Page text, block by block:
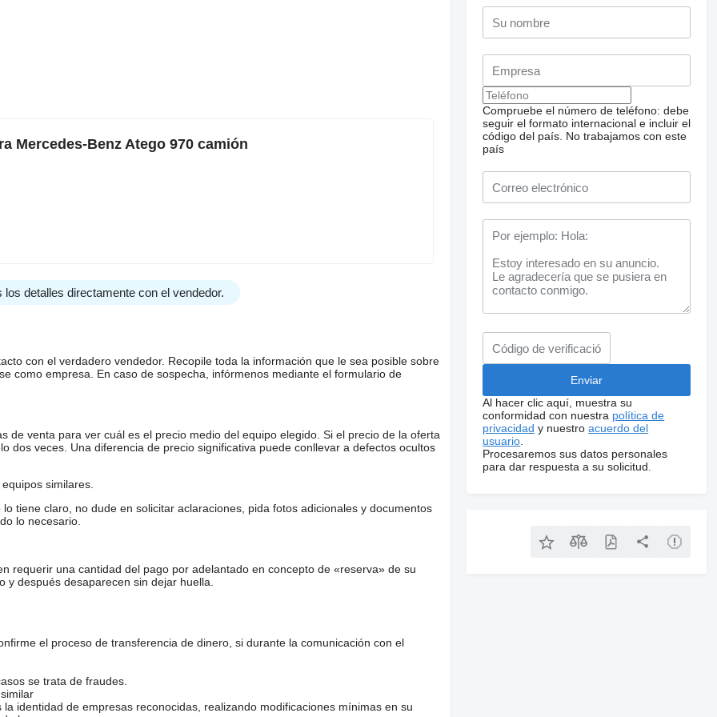
Mercedes-Benz Atego 970 camión
detalles directamente con el vendedor.
con el verdadero vendedor. Recopile toda la información que le sea posible sobre
como empresa. En caso de sospecha, infórmenos mediante el formulario de
venta para ver cuál es el precio medio del equipo elegido. Si el precio de la oferta
dos veces. Una diferencia de precio significativa puede conllevar a defectos ocultos
similares.
tiene claro, no dude en solicitar aclaraciones, pida fotos adicionales y documentos
lo necesario.
requerir una cantidad del pago por adelantado en concepto de «reserva» de su
después desaparecen sin dejar huella.
el proceso de transferencia de dinero, si durante la comunicación con el
se trata de fraudes.
identidad de empresas reconocidas, realizando modificaciones mínimas en su
Compruebe el número de teléfono: debe
seguir el formato internacional e incluir el
código del país. No trabajamos con este
país
Al hacer clic aquí, muestra su
conformidad con nuestra política de
privacidad y nuestroacuerdo del
usuario
Procesaremos sus datos personales
para dar respuesta a su solicitud.